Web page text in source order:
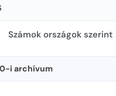
Számok országok szerint
i archívum